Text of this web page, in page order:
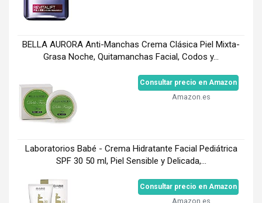
BELLA AURORA Anti-Manchas Crema Clásica Piel Mixta-
Grasa Noche, Quitamanchas Facial, Codos y...
Consultar precio en Amazon
Amazon.es
Laboratorios Babé - Crema Hidratante Facial Pediátrica
SPF 30 50 ml, Piel Sensible y Delicada,...
Consultar precio en Amazon
Amazon.es